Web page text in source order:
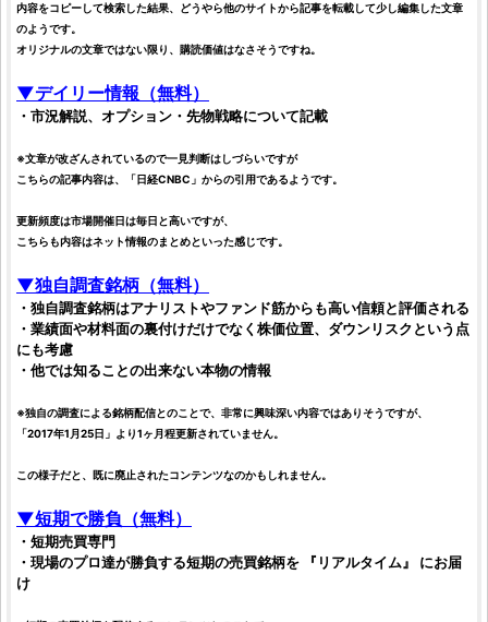
内容をコピーして検索した結果、どうやら他のサイトから記事を転載して少し編集した文章
のようです。
オリジナルの文章ではない限り、購読価値はなさそうですね。
▼デイリー情報（無料）
・市況解説、オプション・先物戦略について記載
※文章が改ざんされているので一見判断はしづらいですが
こちらの記事内容は、「日経CNBC」からの引用であるようです。
更新頻度は市場開催日は毎日と高いですが、
こちらも内容はネット情報のまとめといった感じです。
▼独自調査銘柄 （無料）
・独自調査銘柄はアナリストやファンド筋からも高い信頼と評価される
・業績面や材料面の裏付けだけでなく 株価位置、ダウンリスクという点
にも考慮
・他では知ることの出来ない本物の情報
※独自の調査による銘柄配信とのことで、非常に興味深い内容ではありそうですが、
「2017年1月25日」より1ヶ月程更新されていません。
この様子だと、既に廃止されたコンテンツなのかもしれません。
▼短期で勝負（無料）
・短期売買専門
・現場のプロ達が勝負する短期の売買銘柄を 『リアルタイム』 にお届
け